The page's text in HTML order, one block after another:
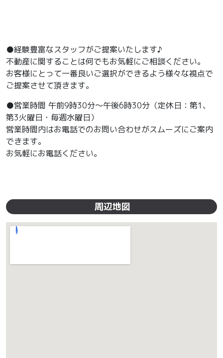
●経験豊富なスタッフがご提案いたします♪
不動産に関することは何でもお気軽にご相談ください。
お客様にとって一番良いご選択ができるよう様々な視点で
ご提案させて頂きます。
●営業時間 午前9時30分～午後6時30分（定休日：第1、
第3火曜日・毎週水曜日）
営業時間内はお電話でのお問い合わせがスムーズにご案内
できます。
お気軽にお電話ください。
周辺地図